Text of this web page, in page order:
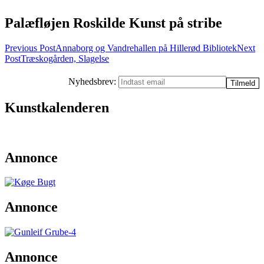
Palæfløjen Roskilde Kunst på stribe
Post
navigation
Previous PostAnnaborg og Vandrehallen på Hillerød BibliotekNext
PostTræskogården, Slagelse
Nyhedsbrev:
Kunstkalenderen
Annonce
Annonce
Annonce